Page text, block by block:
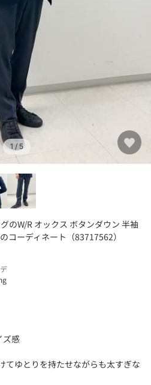
1 / 5
のW/R オックス ボタンダウン 半袖
コーディネート（83717562）
ズ感
てゆとりを持たせながらも太すぎな